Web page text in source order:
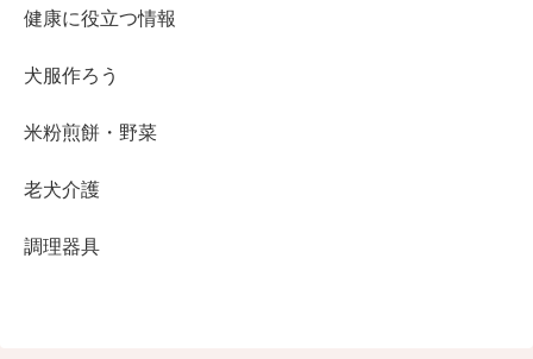
健康に役立つ情報
犬服作ろう
米粉煎餅・野菜
老犬介護
調理器具